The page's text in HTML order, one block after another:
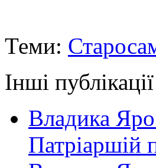
Теми:
Інші
Владика
Патріаршій